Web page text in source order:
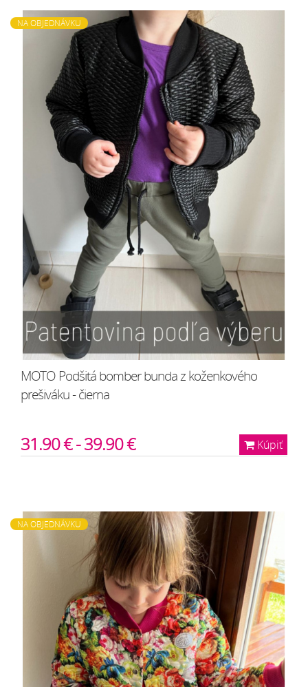
NA OBJEDNÁVKU
MOTO Podšitá bomber bunda z koženkového
prešiváku - čierna
Kúpiť
31.90 € - 39.90 €
NA OBJEDNÁVKU